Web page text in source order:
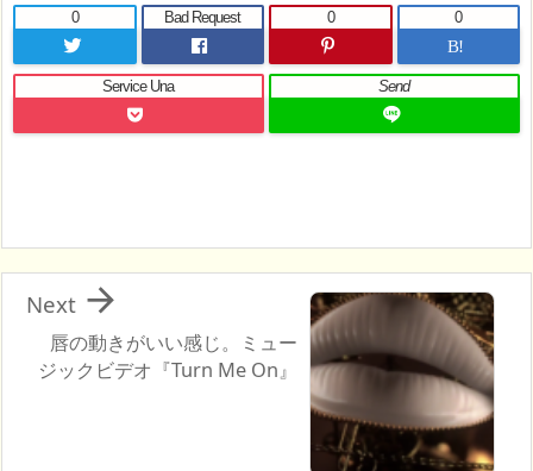
0 Bad Request
0
B!
0
Service Una Send
唇の動きがいい感じ。ミュー
ジックビデオ『Turn Me On』

Next